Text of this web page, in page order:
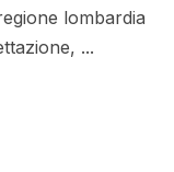
lombardia
...